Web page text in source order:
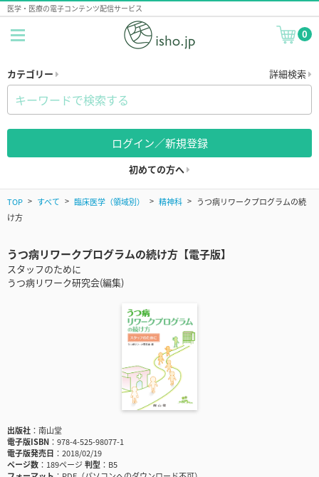
医学・医療の電子コンテンツ配信サービス
0
カテゴリー 詳細検索
ログイン／新規登録
初めての方へ
TOP すべて 臨床医学（領域別） 精神科
うつ病リワークプログラムの続
け方
うつ病リワークプログラムの続け方【電子版】
スタッフのために
うつ病リワーク研究会(編集)
出版社
南山堂
電子版ISBN
978-4-525-98077-1
電子版発売日
2018/02/19
ページ数
189ページ判型
B5